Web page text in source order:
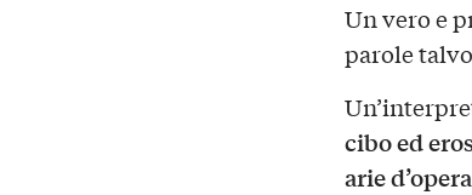
Un vero e
parole
cibo ed
arie d’opera